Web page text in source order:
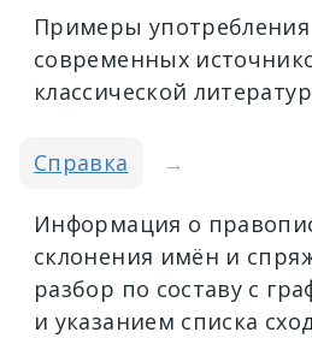
Примеры употребления
современных
классической
Справка →
Информация о
склонения имён и
разбор по составу с
и указанием списка